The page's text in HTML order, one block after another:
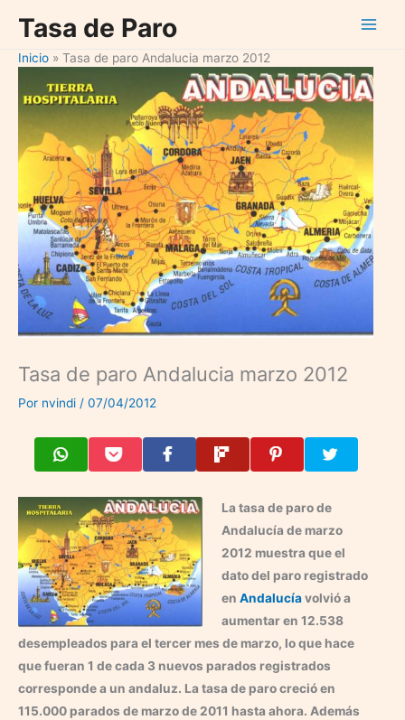
contenido
Tasa de Paro
Inicio Tasa de paro Andalucia marzo 2012
Tasa de paro Andalucia marzo 2012
Por nvindi / 07/04/2012
La tasa de paro de
Andalucía de marzo
2012 muestra que el
dato del paro registrado
en Andalucíavolvió a
aumentar en 12.538
desempleados para el tercer mes de marzo, lo que hace
que fueran 1 de cada 3 nuevos parados registrados
corresponde a un andaluz. La tasa de paro creció en
115.000 parados de marzo de 2011 hasta ahora. Además